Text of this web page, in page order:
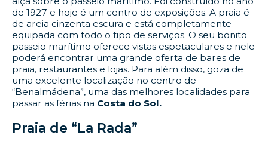
de 1927 e hoje é um centro de exposições. A praia é
de areia cinzenta escura e está completamente
equipada com todo o tipo de serviços. O seu bonito
passeio marítimo oferece vistas espetaculares e nele
poderá encontrar uma grande oferta de bares de
praia, restaurantes e lojas. Para além disso, goza de
uma excelente localização no centro de
“Benalmádena”, uma das melhores localidades para
passar as férias na Costa do Sol.
Praia de “La Rada”